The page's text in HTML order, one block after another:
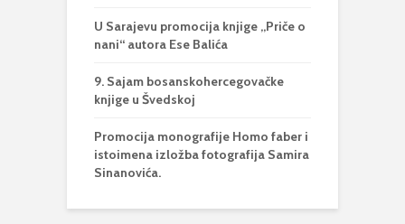
U Sarajevu promocija knjige „Priče o
nani“ autora Ese Balića
9. Sajam bosanskohercegovačke
knjige u Švedskoj
Promocija monografije Homo faber i
istoimena izložba fotografija Samira
Sinanovića.